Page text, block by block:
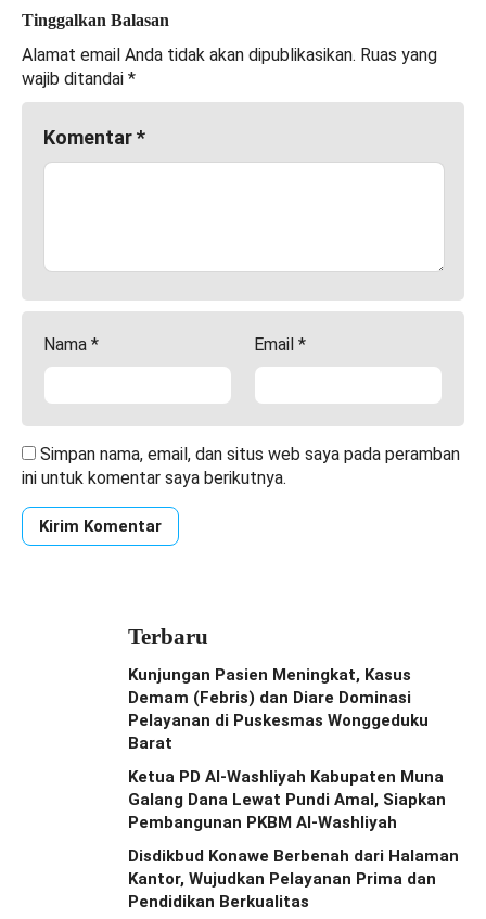
Tinggalkan Balasan
Alamat email Anda tidak akan dipublikasikan. Ruas yang
wajib ditandai *
Komentar*
Nama * Email *
Simpan nama, email, dan situs web saya pada peramban
ini untuk komentar saya berikutnya.
Terbaru
Kunjungan Pasien Meningkat, Kasus
Demam (Febris) dan Diare Dominasi
Pelayanan di Puskesmas Wonggeduku
Barat
Ketua PD Al-Washliyah Kabupaten Muna
Galang Dana Lewat Pundi Amal, Siapkan
Pembangunan PKBM Al-Washliyah
Disdikbud Konawe Berbenah dari Halaman
Kantor, Wujudkan Pelayanan Prima dan
Pendidikan Berkualitas